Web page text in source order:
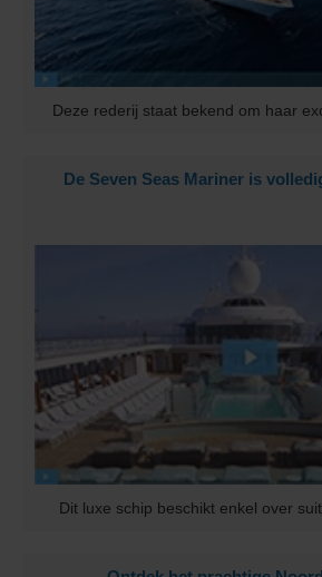
Deze rederij staat bekend om haar
De Seven Seas Mariner is
Dit luxe schip beschikt enkel over